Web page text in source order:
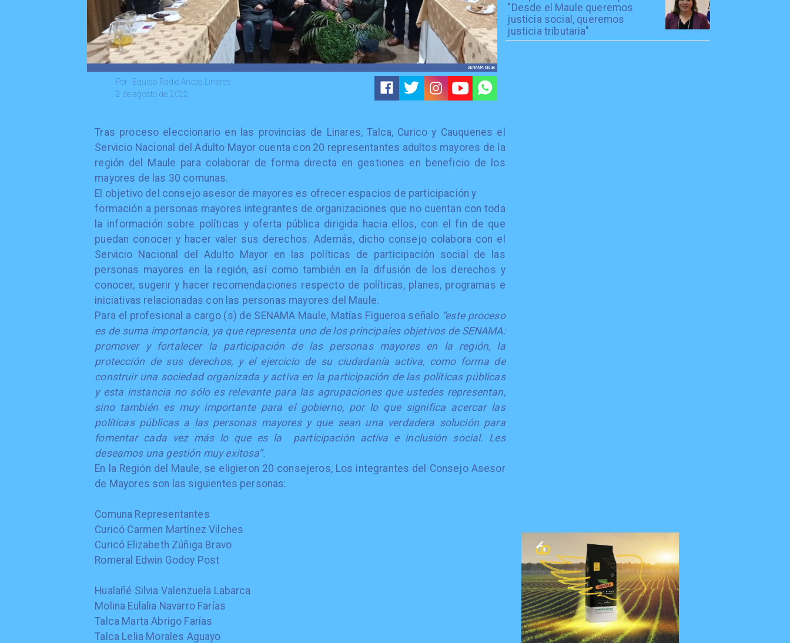
Equipo Radio Ancoa Linares
Por
2 de agosto de 2022
SENAMA Maule
"Desde el Maule queremos
justicia social, queremos
justicia tributaria"
Tras proceso eleccionario en las provincias de Linares, Talca, Curico y Cauquenes el
Servicio Nacional del Adulto Mayor cuenta con 20 representantes adultos mayores de la
región del Maule para colaborar de forma directa en gestiones en beneficio de los
mayores de las 30 comunas.
El objetivo del consejo asesor de mayores es ofrecer espacios de participación y
formación a personas mayores integrantes de organizaciones que no cuentan con toda
la información sobre políticas y oferta pública dirigida hacia ellos, con el fin de que
puedan conocer y hacer valer sus derechos. Además, dicho consejo colabora con el
Servicio Nacional del Adulto Mayor en las políticas de participación social de las
personas mayores en la región, así como también en la difusión de los derechos y
conocer, sugerir y hacer recomendaciones respecto de políticas, planes, programas e
iniciativas relacionadas con las personas mayores del Maule.
Para el profesional a cargo (s) de SENAMA Maule, Matías Figueroa señalo “este proceso
es de suma importancia, ya que representa uno de los principales objetivos de SENAMA:
promover y fortalecer la participación de las personas mayores en la región, la
protección de sus derechos, y el ejercicio de su ciudadanía activa, como forma de
construir una sociedad organizada y activa en la participación de las políticas públicas
y esta instancia no sólo es relevante para las agrupaciones que ustedes representan,
sino también es muy importante para el gobierno, por lo que significa acercar las
políticas públicas a las personas mayores y que sean una verdadera solución para
fomentar cada vez más lo que es la participación activa e inclusión social. Les
deseamos una gestión muy exitosa”.
En la Región del Maule, se eligieron 20 consejeros, Los integrantes del Consejo Asesor
de Mayores son las siguientes personas:
Comuna Representantes
Curicó Carmen Martínez Vilches
Curicó Elizabeth Zúñiga Bravo
Romeral Edwin Godoy Post
Hualañé Silvia Valenzuela Labarca
Molina Eulalia Navarro Farías
Talca Marta Abrigo Farías
Talca Lelia Morales Aguayo